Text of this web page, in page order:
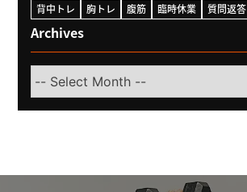
背中トレ
胸トレ 腹筋 臨時休業 質問返答
Archives
Select
Month